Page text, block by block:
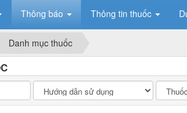
Thông báo Thông tin thuốc
Danh mục thuốc
LANG.catParent